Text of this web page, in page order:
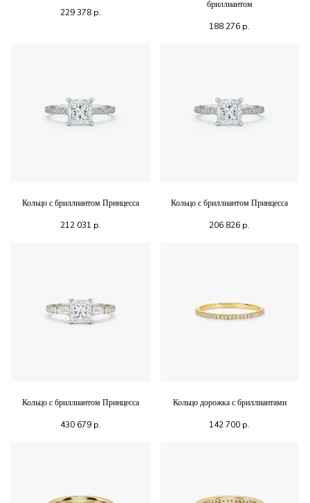
229 378р.
бриллиантом
188 276 р.
Кольцо с бриллиантом Принцесса
212 031 р.
Кольцо с бриллиантом Принцесса
206 826 р.
Кольцо с бриллиантом Принцесса
430 679р.
Кольцо дорожка с бриллиантами
142 700 р.